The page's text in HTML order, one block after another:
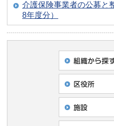
介護保険事業者の公募と
8年度分）